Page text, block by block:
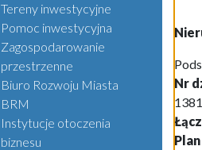
Tereny inwestycyjne
Pomoc inwestycyjna
Zagospodarowanie
przestrzenne
Biuro Rozwoju Miasta
BRM
Instytucje otoczenia
biznesu
Nr